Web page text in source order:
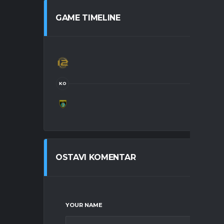
GAME TIMELINE
KO
OSTAVI KOMENTAR
YOUR NAME